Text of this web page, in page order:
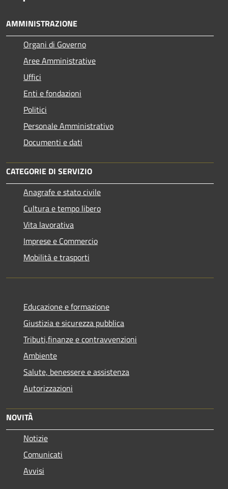
AMMINISTRAZIONE
Organi di Governo
Aree Amministrative
Uffici
Enti e fondazioni
Politici
Personale Amministrativo
Documenti e dati
CATEGORIE DI SERVIZIO
Anagrafe e stato civile
Cultura e tempo libero
Vita lavorativa
Imprese e Commercio
Mobilità e trasporti
Educazione e formazione
Giustizia e sicurezza pubblica
Tributi,finanze e contravvenzioni
Ambiente
Salute, benessere e assistenza
Autorizzazioni
NOVITÀ
Notizie
Comunicati
Avvisi